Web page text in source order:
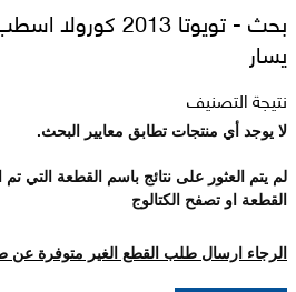
بحث - تويوتا 2013
يسار
نتيجة التصنيف
لا يوجد أي منتجات تطابق معايير البحث.
لم يتم العثور على نتائج باسم القطعة التي
القطعة او تصفح الكتالوج
الرجاء ارسال طلب القطع الغير متوفرة عن